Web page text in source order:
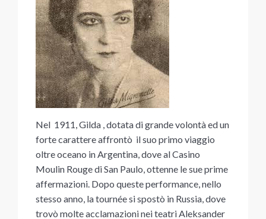
Nel 1911, Gilda , dotata di grande volontà ed un
forte carattere affrontò il suo primo viaggio
oltre oceano in Argentina, dove al Casino
Moulin Rouge di San Paulo, ottenne le sue prime
affermazioni. Dopo queste performance, nello
stesso anno, la tournée si spostò in Russia, dove
trovò molte acclamazioni nei teatri Aleksander